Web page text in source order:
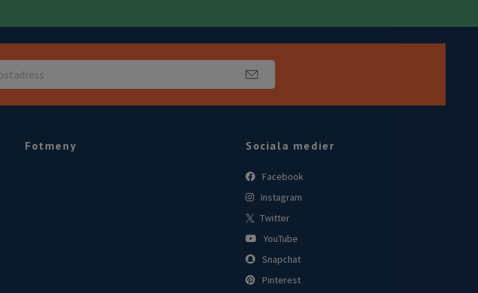
Fotmeny Sociala medier
Facebook
Instagram
Twitter
YouTube
Snapchat
Pinterest